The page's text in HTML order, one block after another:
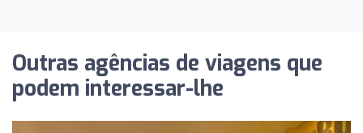
Outras agências de viagens que
podem interessar-lhe